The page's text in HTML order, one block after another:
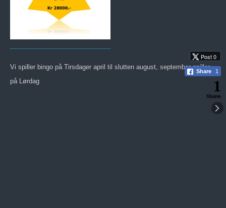
Vi spiller bingo på Tirsdager april til slutten august, september spiller
på Lørdag
Post 0
Share 1
1
Shares